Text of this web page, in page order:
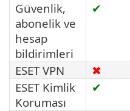
Güvenlik,
abonelik ve
hesap
bildirimleri
✔
ESET VPN ✖
ESET Kimlik
Koruması
✔